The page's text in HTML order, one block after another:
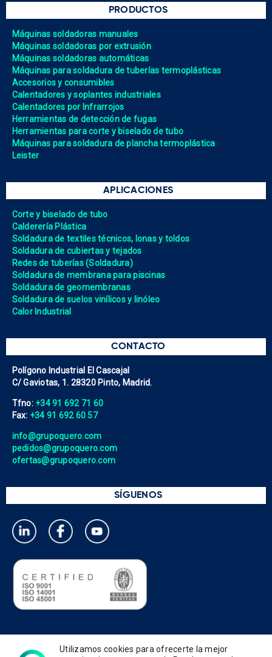
PRODUCTOS
Máquinas soldadoras manuales
Máquinas soldadoras por extrusión
Máquinas soldadoras automáticas
Máquinas para soldadura de tuberías termoplásticas
Accesorios y consumibles
Calentadores y soplantes industriales
Calentadores por Infrarrojos
Herramientas de detección de fugas
Herramientas para corte y biselado de tubo
Máquinas para soldadura de plancha termoplástica
Leister
APLICACIONES
Corte y biselado de tubo
Calderería Plástica
Soldadura de textiles técnicos, lonas y toldos
Soldadura de cubiertas y tejados
Redes de tuberías (Soldadura)
Soldadura de membrana para piscinas
Soldadura de geomembranas
Soldadura de suelos vinílicos y linóleo
Calor Industrial
CONTACTO
Polígono Industrial El Cascajal
C/ Gaviotas, 1. 28320 Pinto, Madrid.
Tfno: +34 91 692 71 60
Fax: +34 91 692 60 57
info@grupoquero.com
pedidos@grupoquero.com
ofertas@grupoquero.com
SÍGUENOS
Política de privacidad
Utilizamos cookies para ofrecerte la mejor